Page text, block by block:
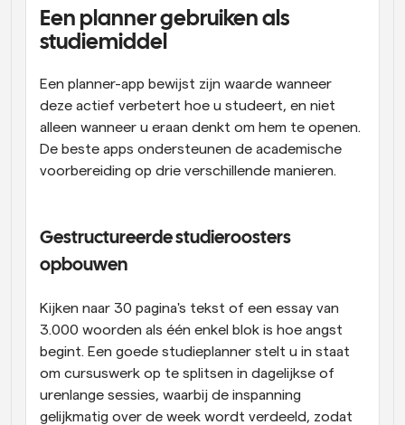
Een planner gebruiken als
studiemiddel
Een planner-app bewijst zijn waarde wanneer
deze actief verbetert hoe u studeert, en niet
alleen wanneer u eraan denkt om hem te openen.
De beste apps ondersteunen de academische
voorbereiding op drie verschillende manieren.
Gestructureerde studieroosters
opbouwen
Kijken naar 30 pagina's tekst of een essay van
3.000 woorden als één enkel blok is hoe angst
begint. Een goede studieplanner stelt u in staat
om cursuswerk op te splitsen in dagelijkse of
urenlange sessies, waarbij de inspanning
gelijkmatig over de week wordt verdeeld, zodat